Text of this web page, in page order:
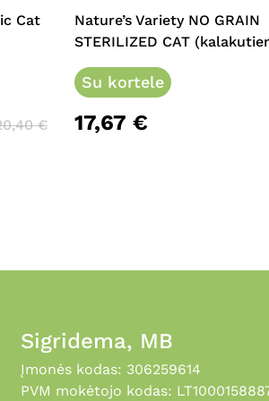
Cat
€
multiple
variants.
options
may
be
Nature’s Variety NO GRAIN
STERILIZED CAT
Su kortele
17,67 €
Sigridema, MB
Įmonės kodas: 306259614
PVM mokėtojo kodas: